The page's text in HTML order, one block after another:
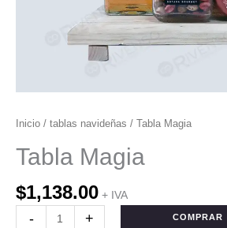
Inicio / tablas navideñas / Tabla Magia
Tabla Magia
$1,138.00 + IVA
- + COMPRAR